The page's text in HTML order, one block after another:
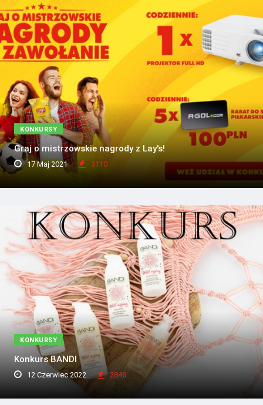
KONKURSY
Graj o mistrzowskie nagrody z Lay's!
17 Maj 2021 3110
KONKURSY
Konkurs BANDI
12 Czerwiec 2022 2846